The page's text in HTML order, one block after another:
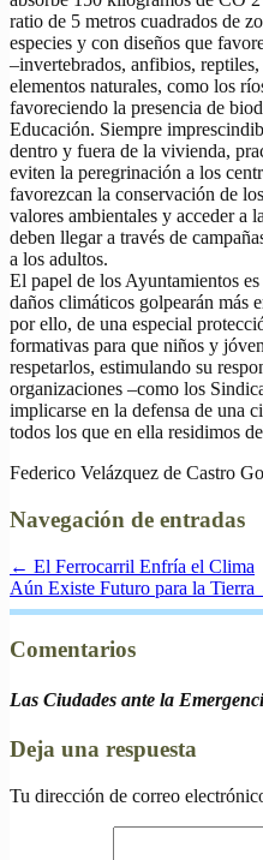
ratio de 5 metros cuadrados de
especies y con diseños que
–invertebrados, anfibios,
elementos naturales, como los
favoreciendo la presencia de
Educación. Siempre
dentro y fuera de la vivienda,
eviten la peregrinación a los
favorezcan la conservación de
valores ambientales y acceder a
deben llegar a través de
a los adultos.
El papel de los Ayuntamientos
daños climáticos golpearán más
por ello, de una especial
formativas para que niños y
respetarlos, estimulando su
organizaciones –como los
implicarse en la defensa de una
todos los que en ella residimos
Federico Velázquez de Castro
Navegación de entradas
← El Ferrocarril Enfría el Clima
Aún Existe Futuro para la Tierra
Comentarios
Las Ciudades ante la
Deja una respuesta
Tu dirección de correo